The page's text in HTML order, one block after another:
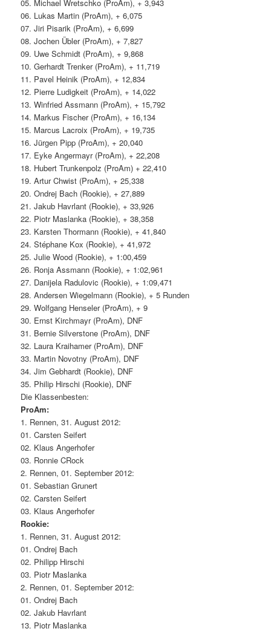
05. Michael Wretschko (ProAm), + 3,943
06. Lukas Martin (ProAm), + 6,075
07. Jiri Pisarik (ProAm), + 6,699
08. Jochen Übler (ProAm), + 7,827
09. Uwe Schmidt (ProAm), + 9,868
10. Gerhardt Trenker (ProAm), + 11,719
11. Pavel Heinik (ProAm), + 12,834
12. Pierre Ludigkeit (ProAm), + 14,022
13. Winfried Assmann (ProAm), + 15,792
14. Markus Fischer (ProAm), + 16,134
15. Marcus Lacroix (ProAm), + 19,735
16. Jürgen Pipp (ProAm), + 20,040
17. Eyke Angermayr (ProAm), + 22,208
18. Hubert Trunkenpolz (ProAm) + 22,410
19. Artur Chwist (ProAm), + 25,338
20. Ondrej Bach (Rookie), + 27,889
21. Jakub Havrlant (Rookie), + 33,926
22. Piotr Maslanka (Rookie), + 38,358
23. Karsten Thormann (Rookie), + 41,840
24. Stéphane Kox (Rookie), + 41,972
25. Julie Wood (Rookie), + 1:00,459
26. Ronja Assmann (Rookie), + 1:02,961
27. Danijela Radulovic (Rookie), + 1:09,471
28. Andersen Wiegelmann (Rookie), + 5 Runden
29. Wolfgang Henseler (ProAm), + 9
30. Ernst Kirchmayr (ProAm), DNF
31. Bernie Silverstone (ProAm), DNF
32. Laura Kraihamer (ProAm), DNF
33. Martin Novotny (ProAm), DNF
34. Jim Gebhardt (Rookie), DNF
35. Philip Hirschi (Rookie), DNF
Die Klassenbesten:
ProAm:
1. Rennen, 31. August 2012:
01. Carsten Seifert
02. Klaus Angerhofer
03. Ronnie CRock
2. Rennen, 01. September 2012:
01. Sebastian Grunert
02. Carsten Seifert
03. Klaus Angerhofer
Rookie:
1. Rennen, 31. August 2012:
01. Ondrej Bach
02. Philipp Hirschi
03. Piotr Maslanka
2. Rennen, 01. September 2012:
01. Ondrej Bach
02. Jakub Havrlant
13. Piotr Maslanka